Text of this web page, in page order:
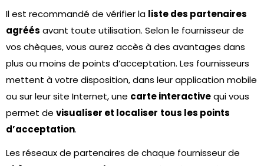
Il est recommandé de vérifier la liste des partenaires
agréés avant toute utilisation. Selon le fournisseur de
vos chèques, vous aurez accès à des avantages dans
plus ou moins de points d’acceptation. Les fournisseurs
mettent à votre disposition, dans leur application mobile
ou sur leur site Internet, une carte interactivequi vous
permet de visualiser et localiser tous les points
d’acceptation.
Les réseaux de partenaires de chaque fournisseur de